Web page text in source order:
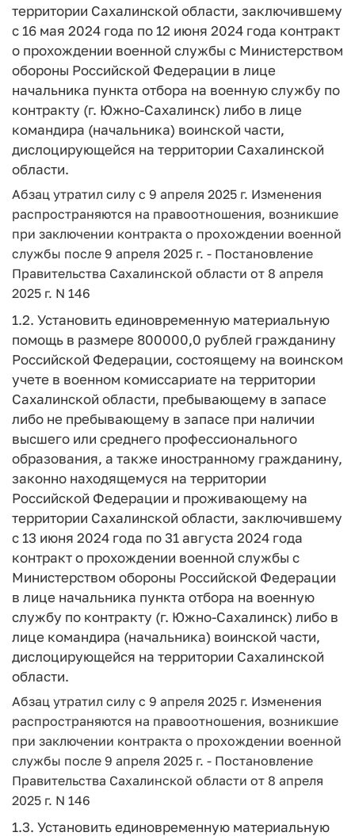
территории Сахалинской области, заключившему
с 16 мая 2024 года по 12 июня 2024 года контракт
о прохождении военной службы с Министерством
обороны Российской Федерации в лице
начальника пункта отбора на военную службу по
контракту (г. Южно-Сахалинск) либо в лице
командира (начальника) воинской части,
дислоцирующейся на территории Сахалинской
области.
Абзац утратил силу с 9 апреля 2025 г. Изменения
распространяются на правоотношения, возникшие
при заключении контракта о прохождении военной
службы после 9 апреля 2025 г. - Постановление
Правительства Сахалинской области от 8 апреля
2025 г. N 146
1.2. Установить единовременную материальную
помощь в размере 800000,0 рублей гражданину
Российской Федерации, состоящему на воинском
учете в военном комиссариате на территории
Сахалинской области, пребывающему в запасе
либо не пребывающему в запасе при наличии
высшего или среднего профессионального
образования, а также иностранному гражданину,
законно находящемуся на территории
Российской Федерации и проживающему на
территории Сахалинской области, заключившему
с 13 июня 2024 года по 31 августа 2024 года
контракт о прохождении военной службы с
Министерством обороны Российской Федерации
в лице начальника пункта отбора на военную
службу по контракту (г. Южно-Сахалинск) либо в
лице командира (начальника) воинской части,
дислоцирующейся на территории Сахалинской
области.
Абзац утратил силу с 9 апреля 2025 г. Изменения
распространяются на правоотношения, возникшие
при заключении контракта о прохождении военной
службы после 9 апреля 2025 г. - Постановление
Правительства Сахалинской области от 8 апреля
2025 г. N 146
1.3. Установить единовременную материальную